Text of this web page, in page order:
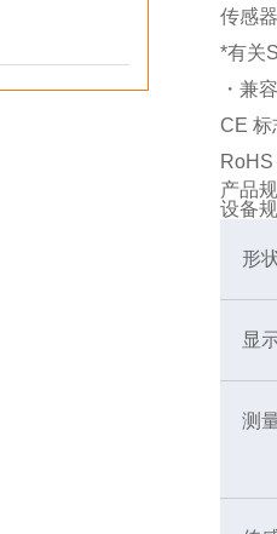
传感
*有关
・兼
CE 标
产品
设备
形
显
测